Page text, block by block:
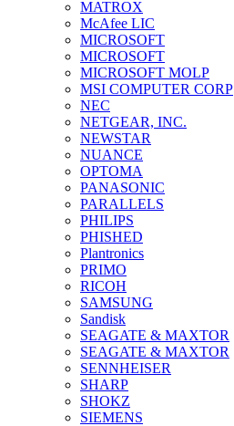
MATROX
McAfee LIC
MICROSOFT
MICROSOFT
MICROSOFT MOLP
MSI COMPUTER CORP
NEC
NETGEAR, INC.
NEWSTAR
NUANCE
OPTOMA
PANASONIC
PARALLELS
PHILIPS
PHISHED
Plantronics
PRIMO
RICOH
SAMSUNG
Sandisk
SEAGATE & MAXTOR
SEAGATE & MAXTOR
SENNHEISER
SHARP
SHOKZ
SIEMENS